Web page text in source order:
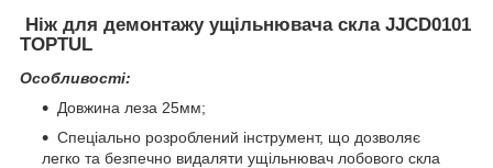
Ніж для демонтажу ущільнювача скла JJCD0101
TOPTUL
Особливості:
Довжина леза 25мм;
Спеціально розроблений інструмент, що дозволяє
легко та безпечно видаляти ущільнювач лобового скла